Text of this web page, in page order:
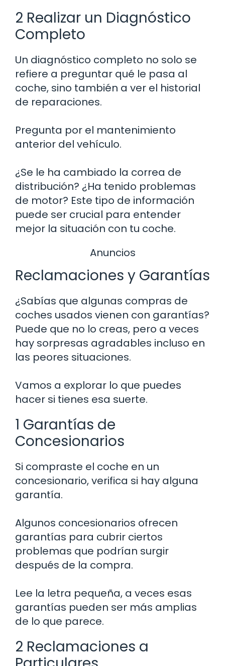
2 Realizar un Diagnóstico
Completo
Un diagnóstico completo no solo se
refiere a preguntar qué le pasa al
coche, sino también a ver el historial
de reparaciones.
Pregunta por el mantenimiento
anterior del vehículo.
¿Se le ha cambiado la correa de
distribución? ¿Ha tenido problemas
de motor? Este tipo de información
puede ser crucial para entender
mejor la situación con tu coche.
Anuncios
Reclamaciones y Garantías
¿Sabías que algunas compras de
coches usados vienen con garantías?
Puede que no lo creas, pero a veces
hay sorpresas agradables incluso en
las peores situaciones.
Vamos a explorar lo que puedes
hacer si tienes esa suerte.
1 Garantías de
Concesionarios
Si compraste el coche en un
concesionario, verifica si hay alguna
garantía.
Algunos concesionarios ofrecen
garantías para cubrir ciertos
problemas que podrían surgir
después de la compra.
Lee la letra pequeña, a veces esas
garantías pueden ser más amplias
de lo que parece.
2 Reclamaciones a